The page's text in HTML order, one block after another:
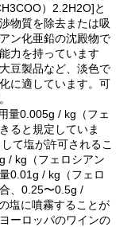
）2.2H2O]と
物質を除去または吸
ン化亜鉛の沈殿物で
力を持っています
豆製品など、淡色で
に適しています。可
量0.005g / kg（フェ
ると規定していま
て塩が許可されるこ
/ kg（フェロシアン
0.01g / kg（フェロ
、0.25〜0.5g /
塩に噴霧することが
ーロッパのワインの